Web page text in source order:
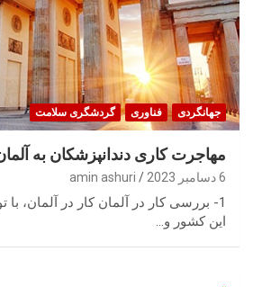
جهانگردی فناوری گردشگری سلامت
مهاجرت کاری دندانپزشکان به
6 دسامبر 2023 amin ashuri
1- بررسی کار در آلمان کار در آلمان،
این کشور و…